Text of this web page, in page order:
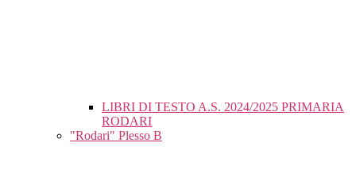
LIBRI DI TESTO A.S. 2024/2025 PRIMARIA
RODARI
"Rodari" Plesso B